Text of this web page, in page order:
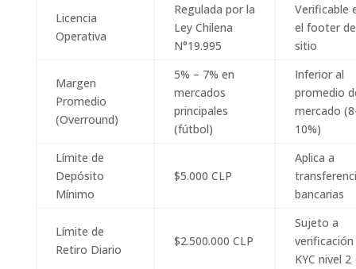
Licencia
Operativa
Regulada por la
Ley Chilena
N°19.995
Verificable
el footer
sitio
Margen
Promedio
(Overround)
5% – 7% en
mercados
principales
(fútbol)
Inferior al
promedio
mercado
10%)
Límite de
Depósito
Mínimo
$5.000 CLP
Aplica a
bancarias
Límite de
Retiro Diario
$2.500.000 CLP
Sujeto a
verificación
KYC nivel 2